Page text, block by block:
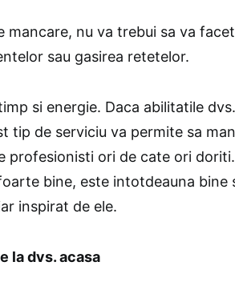
mancare, nu va trebui sa va
sau gasirea retetelor.
si energie. Daca abilitatile
tip de serviciu va permite sa
profesionisti ori de cate ori
bine, este intotdeauna bine
inspirat de ele.
la dvs. acasa